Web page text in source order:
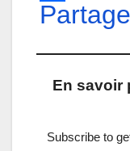
h
p
a
b
o
i
e
I
En savoir
Subscribe to